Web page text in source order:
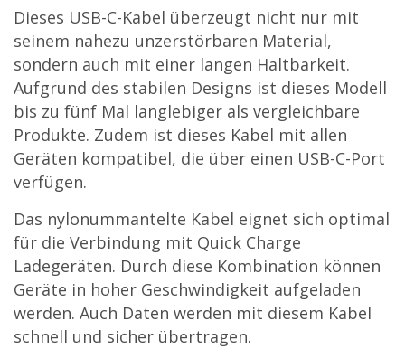
Dieses USB-C-Kabel überzeugt nicht nur mit
seinem nahezu unzerstörbaren Material,
sondern auch mit einer langen Haltbarkeit.
Aufgrund des stabilen Designs ist dieses Modell
bis zu fünf Mal langlebiger als vergleichbare
Produkte. Zudem ist dieses Kabel mit allen
Geräten kompatibel, die über einen USB-C-Port
verfügen.
Das nylonummantelte Kabel eignet sich optimal
für die Verbindung mit Quick Charge
Ladegeräten. Durch diese Kombination können
Geräte in hoher Geschwindigkeit aufgeladen
werden. Auch Daten werden mit diesem Kabel
schnell und sicher übertragen.